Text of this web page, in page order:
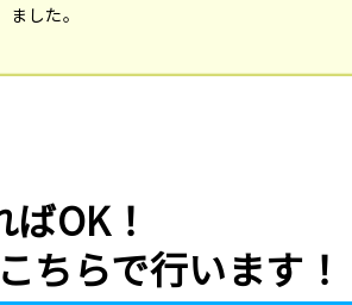
ました。
OK！
ちらで行います！